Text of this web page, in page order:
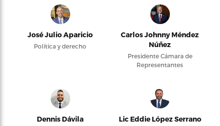
José Julio Aparicio
Política y derecho
Carlos Johnny Méndez
Núñez
Presidente Cámara de
Representantes
Dennis Dávila Lic Eddie López Serrano